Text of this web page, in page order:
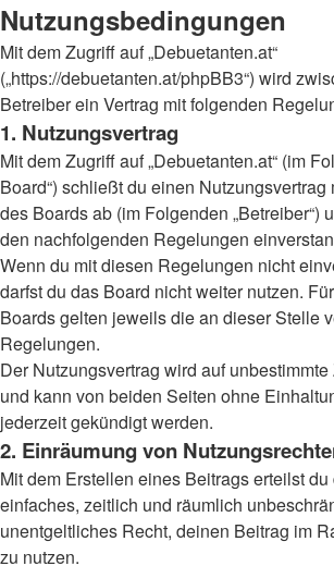
Nutzungsbedingungen
Mit dem Zugriff auf „Debuetanten.at“
(„https://debuetanten.at/phpBB3“) wird
Betreiber ein Vertrag mit folgenden
1. Nutzungsvertrag
Mit dem Zugriff auf „Debuetanten.at“ (im
Board“) schließt du einen Nutzungsvertrag
des Boards ab (im Folgenden „Betreiber“)
den nachfolgenden Regelungen
Wenn du mit diesen Regelungen nicht
darfst du das Board nicht weiter nutzen.
Boards gelten jeweils die an dieser Stelle
Regelungen.
Der Nutzungsvertrag wird auf
und kann von beiden Seiten ohne
jederzeit gekündigt werden.
2. Einräumung von
Mit dem Erstellen eines Beitrags erteilst
einfaches, zeitlich und räumlich
unentgeltliches Recht, deinen Beitrag im
zu nutzen.